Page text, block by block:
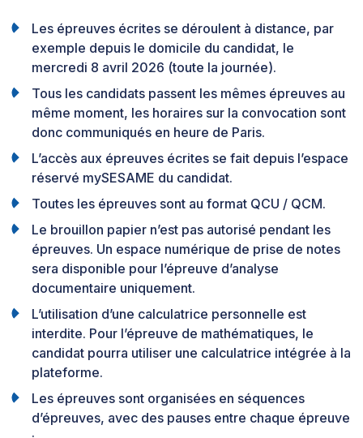
Les épreuves écrites se déroulent à distance, par
exemple depuis le domicile du candidat, le
mercredi 8 avril 2026 (toute la journée).
Tous les candidats passent les mêmes épreuves au
même moment, les horaires sur la convocation sont
donc communiqués en heure de Paris.
L’accès aux épreuves écrites se fait depuis l’espace
réservé mySESAME du candidat.
Toutes les épreuves sont au format QCU / QCM.
Le brouillon papier n’est pas autorisé pendant les
épreuves. Un espace numérique de prise de notes
sera disponible pour l’épreuve d’analyse
documentaire uniquement.
L’utilisation d’une calculatrice personnelle est
interdite. Pour l’épreuve de mathématiques, le
candidat pourra utiliser une calculatrice intégrée à la
plateforme.
Les épreuves sont organisées en séquences
d’épreuves, avec des pauses entre chaque épreuve